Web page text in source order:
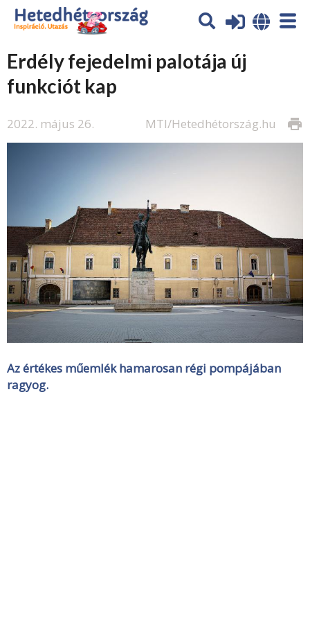
Erdély fejedelmi palotája új
funkciót kap
2022. május 26. print
MTI/Hetedhétország.hu
Az értékes műemlék hamarosan régi pompájában
ragyog.